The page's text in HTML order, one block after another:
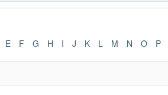
E F G H I J K L M N O P